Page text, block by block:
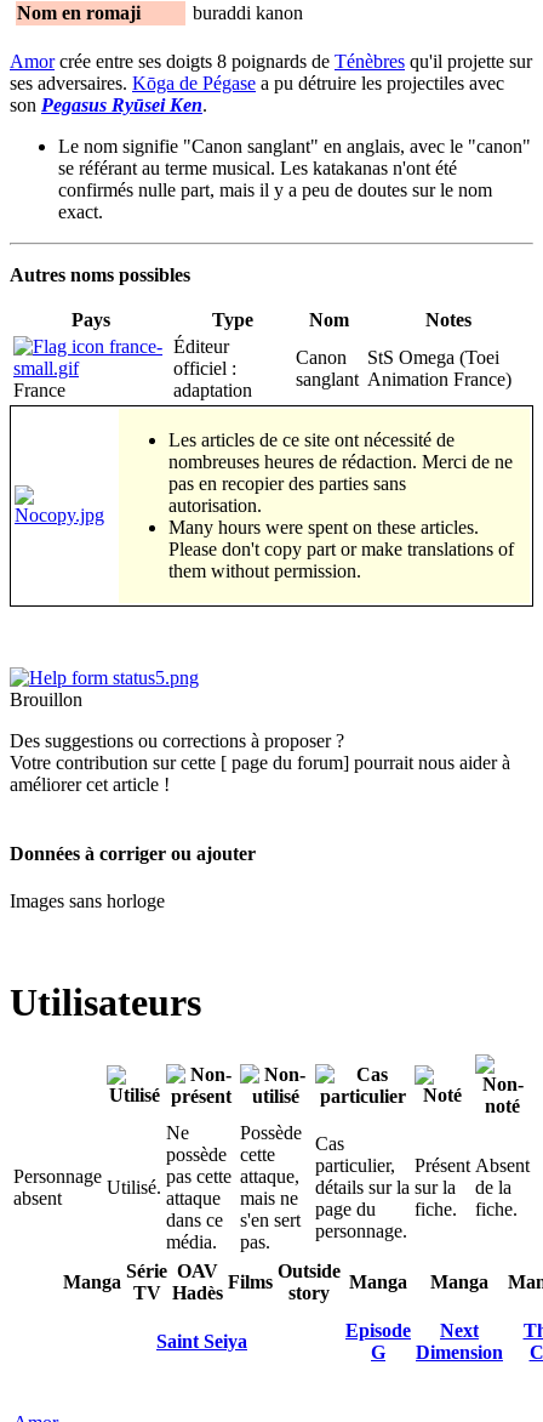
Nom en romaji
buraddi kanon
Amorcrée entre ses doigts 8 poignards de Ténèbres qu'il projette sur
ses adversaires. Kōga de Pégase a pu détruire les projectiles avec
son Pegasus Ryūsei Ken.
Le nom signifie "Canon sanglant" en anglais, avec le "canon"
se référant au terme musical. Les katakanas n'ont été
confirmés nulle part, mais il y a peu de doutes sur le nom
exact.
Autres noms possibles
Pays Type Nom Notes
France
Éditeur
officiel :
adaptation
Canon
sanglant
StS Omega (Toei
Animation France)
Les articles de ce site ont nécessité de
nombreuses heures de rédaction. Merci de ne
pas en recopier des parties sans
autorisation.
Many hours were spent on these articles.
Please don't copy part or make translations of
them without permission.
Brouillon
Des suggestions ou corrections à proposer ?
Votre contribution sur cette [ page du forum] pourrait nous aider à
améliorer cet article !
Données à corriger ou ajouter
Images sans horloge
Utilisateurs
Personnage
absent
Utilisé.
Ne
possède
pas cette
attaque
dans ce
média.
Possède
cette
attaque,
mais ne
s'en sert
pas.
Cas
particulier,
détails sur la
page du
personnage.
Présent
sur la
fiche.
Absent
de la
fiche.
Manga
Série
TV
OAV
Hadès
Films
Outside
story
Manga Manga
Saint Seiya
Episode
G
Next
Dimension